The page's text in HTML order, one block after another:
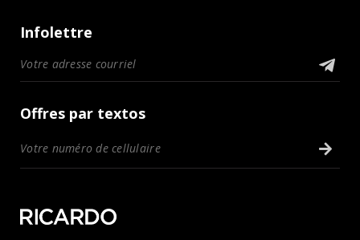
Infolettre
Offres par textos